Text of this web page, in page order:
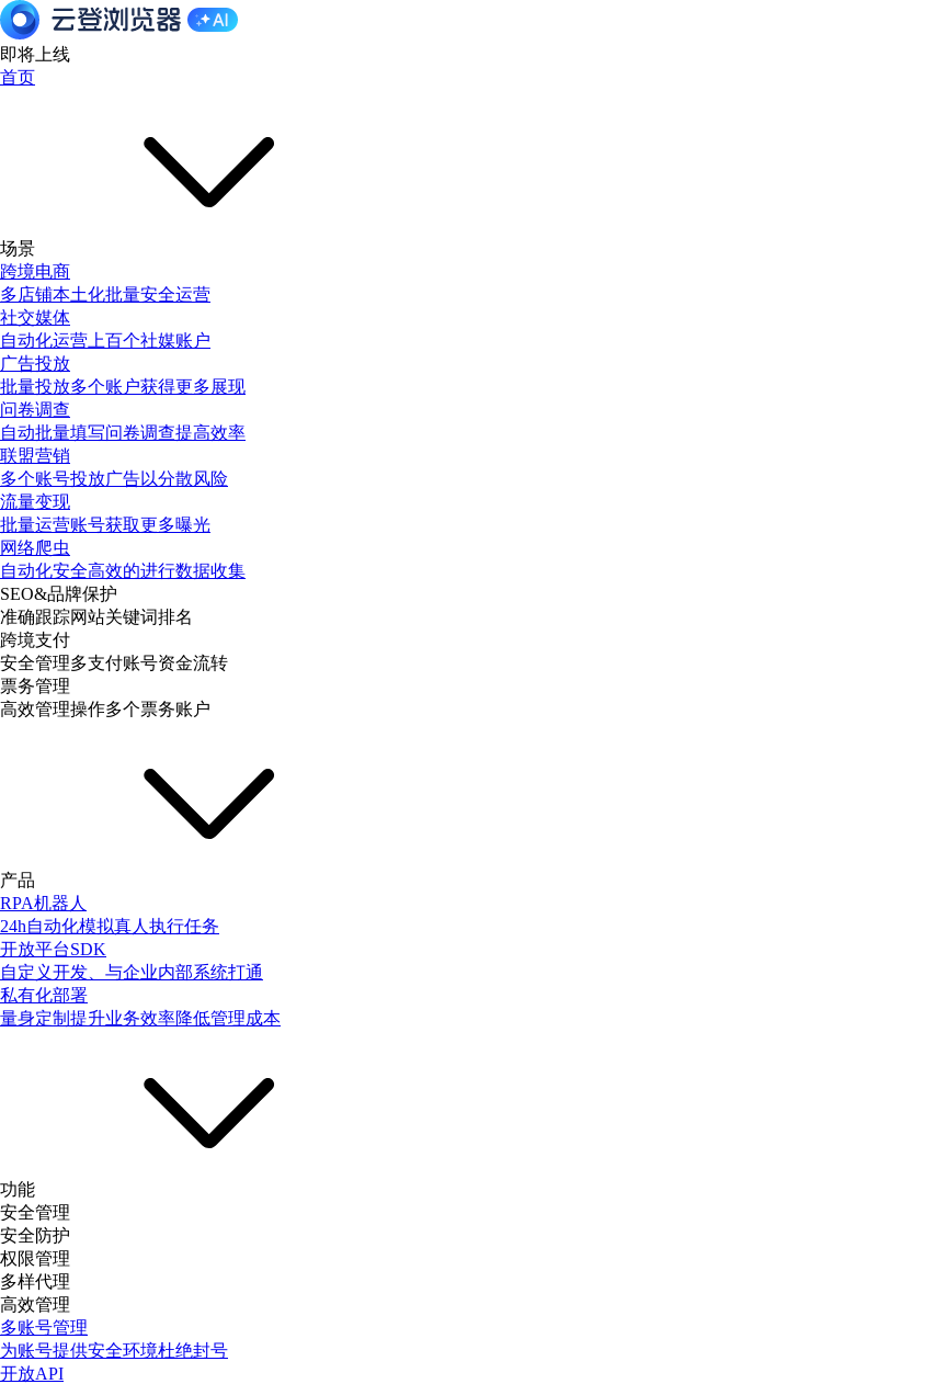
即将上线
首页
场景
跨境电商
多店铺本土化批量安全运营
社交媒体
自动化运营上百个社媒账户
广告投放
批量投放多个账户获得更多展现
问卷调查
自动批量填写问卷调查提高效率
联盟营销
多个账号投放广告以分散风险
流量变现
批量运营账号获取更多曝光
网络爬虫
自动化安全高效的进行数据收集
SEO&品牌保护
准确跟踪网站关键词排名
跨境支付
安全管理多支付账号资金流转
票务管理
高效管理操作多个票务账户
产品
RPA机器人
24h自动化模拟真人执行任务
开放平台SDK
自定义开发、与企业内部系统打通
私有化部署
量身定制提升业务效率降低管理成本
功能
安全管理
安全防护
权限管理
多样代理
高效管理
多账号管理
为账号提供安全环境杜绝封号
开放API